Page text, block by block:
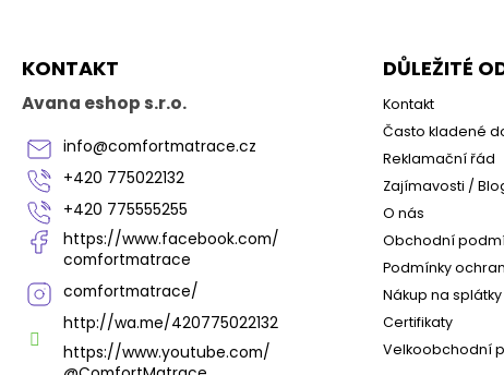
KONTAKT
Avana eshop s.r.o.
info@comfortmatrace.cz
+420 775022132
+420 775555255
https://www.facebook.com/
comfortmatrace
comfortmatrace/
http://wa.me/420775022132
https://www.youtube.com/
DŮLEŽITÉ
Kontakt
Často kladené
Reklamační řád
Zajímavosti /
O nás
Obchodní
Podmínky
Nákup na splátky
Certifikaty
Velkoobchodní